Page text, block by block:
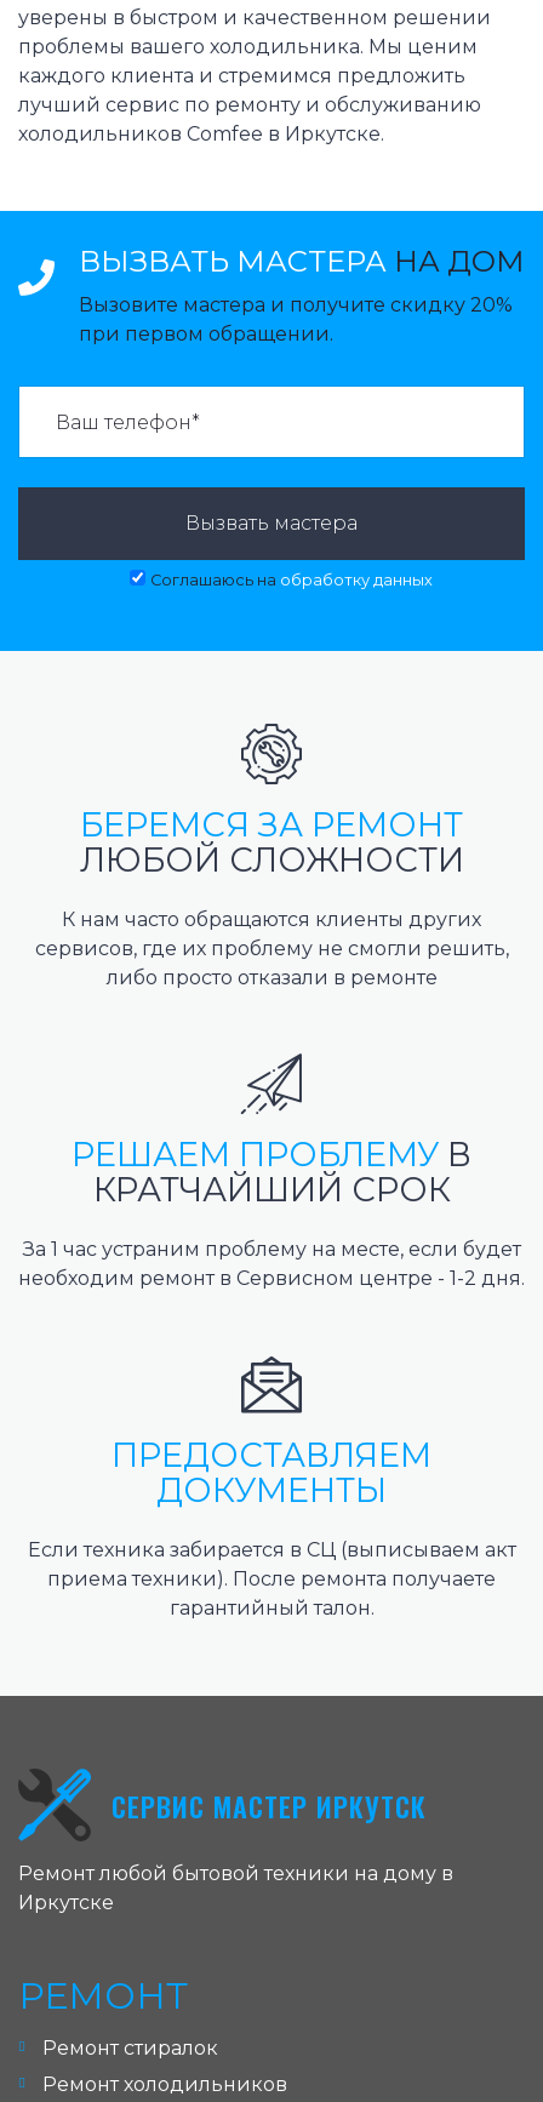
уверены в быстром и качественном решении
проблемы вашего холодильника. Мы ценим
каждого клиента и стремимся предложить
лучший сервис по ремонту и обслуживанию
холодильников Comfee в Иркутске.
ВЫЗВАТЬ МАСТЕРА НА ДОМ
Вызовите мастера и получите скидку 20%
при первом обращении.
Вызвать мастера
Соглашаюсь на обработку данных
БЕРЕМСЯ ЗА РЕМОНТ
ЛЮБОЙ СЛОЖНОСТИ
К нам часто обращаются клиенты других
сервисов, где их проблему не смогли решить,
либо просто отказали в ремонте
РЕШАЕМ ПРОБЛЕМУ В
КРАТЧАЙШИЙ СРОК
За 1 час устраним проблему на месте, если будет
необходим ремонт в Сервисном центре - 1-2 дня.
ПРЕДОСТАВЛЯЕМ
ДОКУМЕНТЫ
Если техника забирается в СЦ (выписываем акт
приема техники). После ремонта получаете
гарантийный талон.
СЕРВИС МАСТЕР ИРКУТСК
Ремонт любой бытовой техники на дому в
Иркутске
РЕМОНТ
Ремонт стиралок
Ремонт холодильников